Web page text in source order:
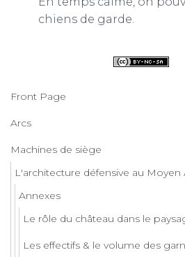
chiens de garde.
Front Page
Arcs
Machines de siège
L'architecture défensive au Moyen
Annexes
Le rôle du château dans le
Les effectifs & le volume des